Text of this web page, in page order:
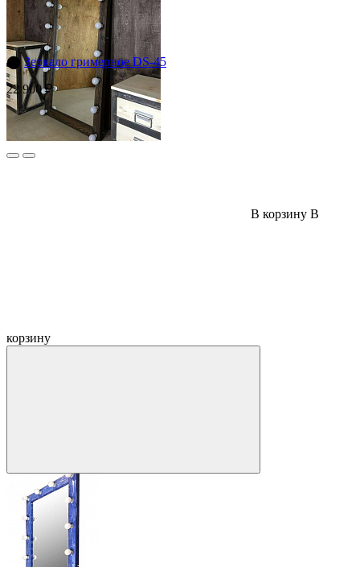
⬤ Зеркало гримерное DS-45
22 900 ₽
В корзину В
корзину